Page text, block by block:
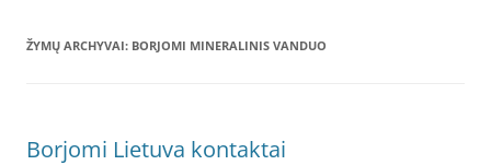
ŽYMŲ ARCHYVAI: BORJOMI MINERALINIS VANDUO
Borjomi Lietuva kontaktai